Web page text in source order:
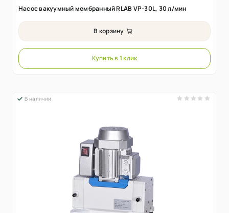
Насос вакуумный мембранный RLAB VP-30L, 30 л/мин
В корзину
Купить в 1 клик
В наличии